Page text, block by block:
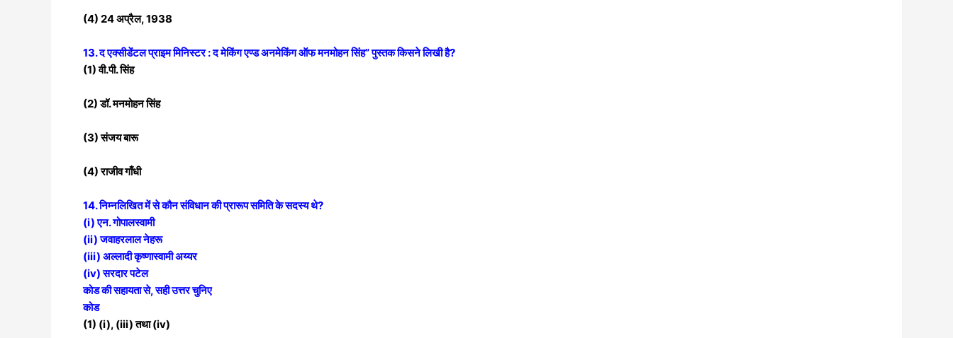
(4) 24 अप्रैल, 1938
13. द एक्सीडेंटल प्राइम मिनिस्टर : द मेकिंग एण्ड अनमेकिंग ऑफ मनमोहन सिंह” पुस्तक किसने लिखी है?
(1) वी.पी. सिंह
(2) डॉ. मनमोहन सिंह
(3) संजय बारू
(4) राजीव गाँधी
14. निम्नलिखित में से कौन संविधान की प्रारूप समितिके सदस्य थे?
(i) एन. गोपालस्वामी
(ii) जवाहरलाल नेहरू
(iii) अल्लादी कृष्णास्वामी अय्यर
(iv) सरदार पटेल
कोड की सहायता से, सही उत्तर चुनिए
कोड
(1) (i), (iii) तथा (iv)